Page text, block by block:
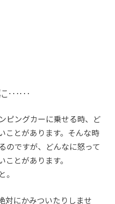
に……
ピングカーに乗せる時、ど
ことがあります。そんな時
のですが、どんなに怒って
とがあります。
対にかみついたりしませ